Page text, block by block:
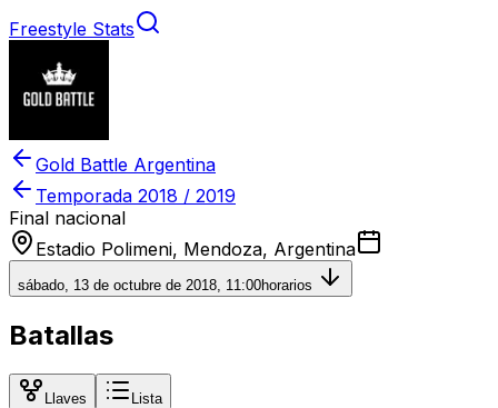
Freestyle Stats
Gold Battle Argentina
Temporada 2018 / 2019
Final nacional
Estadio Polimeni, Mendoza, Argentina
sábado, 13 de octubre de 2018, 11:00horarios
Batallas
Llaves Lista